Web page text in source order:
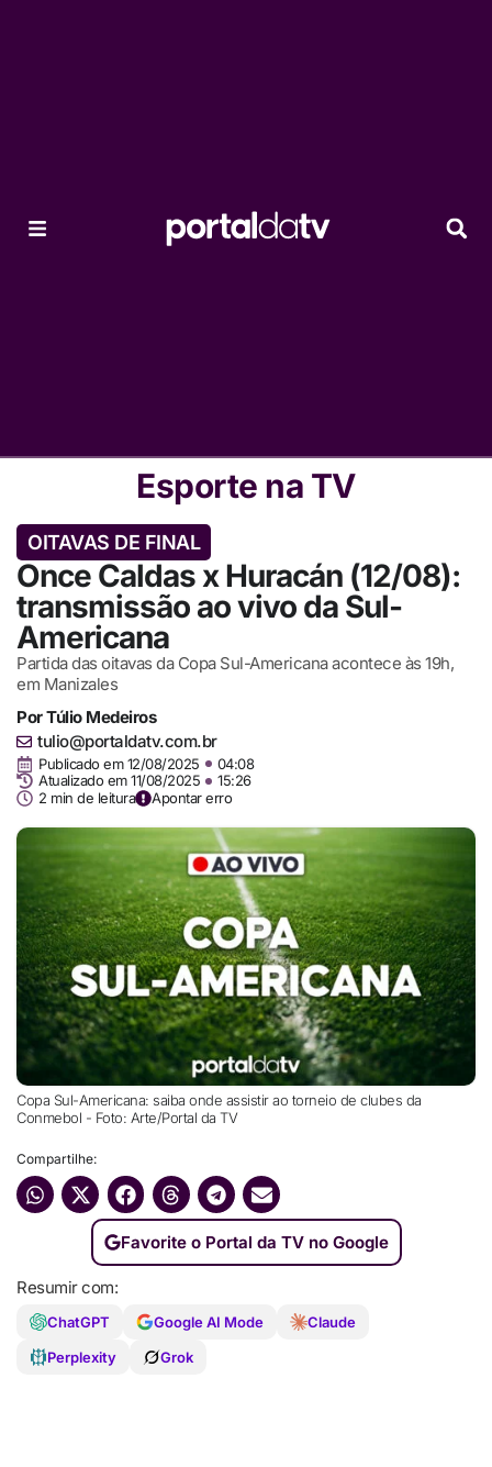
Esporte na TV
OITAVAS DE FINAL
Once Caldas x Huracán (12/08):
transmissão ao vivo da Sul-
Americana
Partida das oitavas da Copa Sul-Americana acontece às 19h,
em Manizales
PorTúlio Medeiros
tulio@portaldatv.com.br
Publicado em 12/08/2025
04:08
Atualizado em 11/08/2025
15:26
2 min de leitura
Apontar erro
Copa Sul-Americana: saiba onde assistir ao torneio de clubes da
Conmebol - Foto: Arte/Portal da TV
Compartilhe:
Favorite o Portal da TV no Google
Resumir com:
ChatGPT Google AI Mode
Claude
Perplexity
Grok